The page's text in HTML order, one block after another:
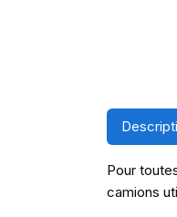
Pour
camions